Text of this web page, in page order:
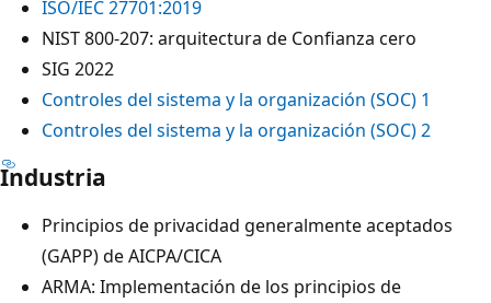
ISO/IEC 27701:2019
NIST 800-207: arquitectura de Confianza cero
SIG 2022
Controles del sistema y la organización (SOC) 1
Controles del sistema y la organización (SOC) 2
Industria
Principios de privacidad generalmente aceptados
(GAPP) de AICPA/CICA
ARMA: Implementación de los principios de